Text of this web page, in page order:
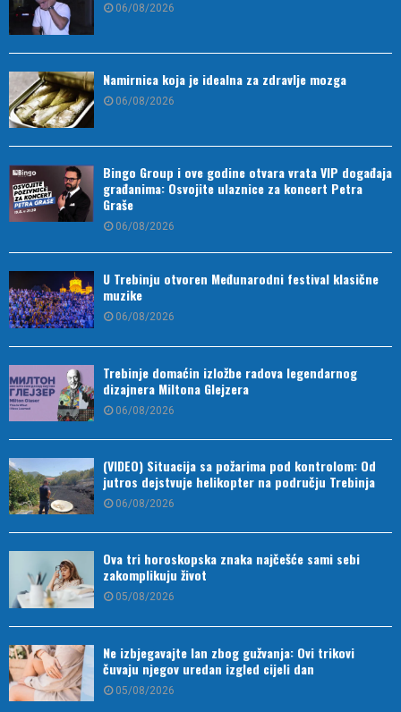
06/08/2026
Namirnica koja je idealna za zdravlje mozga
06/08/2026
Bingo Group i ove godine otvara vrata VIP događaja
građanima: Osvojite ulaznice za koncert Petra
Graše
06/08/2026
U Trebinju otvoren Međunarodni festival klasične
muzike
06/08/2026
Trebinje domaćin izložbe radova legendarnog
dizajnera Miltona Glejzera
06/08/2026
(VIDEO) Situacija sa požarima pod kontrolom: Od
jutros dejstvuje helikopter na području Trebinja
06/08/2026
Ova tri horoskopska znaka najčešće sami sebi
zakomplikuju život
05/08/2026
Ne izbjegavajte lan zbog gužvanja: Ovi trikovi
čuvaju njegov uredan izgled cijeli dan
05/08/2026